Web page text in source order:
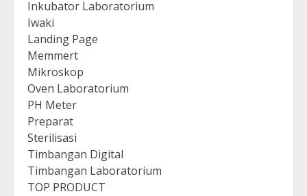
Inkubator Laboratorium
Iwaki
Landing Page
Memmert
Mikroskop
Oven Laboratorium
PH Meter
Preparat
Sterilisasi
Timbangan Digital
Timbangan Laboratorium
TOP PRODUCT